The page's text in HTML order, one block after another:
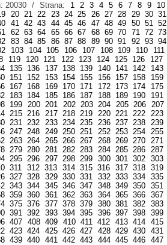
20030 / Strana: 1 2 3 4 5 6 7 8 9 10
20 21 22 23 24 25 26 27 28 29 30 31
41 42 43 44 45 46 47 48 49 50 51 52
62 63 64 65 66 67 68 69 70 71 72 73
83 84 85 86 87 88 89 90 91 92 93 94
103 104 105 106 107 108 109 110 111
119 120 121 122 123 124 125 126 127
135 136 137 138 139 140 141 142 143
151 152 153 154 155 156 157 158 159
167 168 169 170 171 172 173 174 175
183 184 185 186 187 188 189 190 191
199 200 201 202 203 204 205 206 207
215 216 217 218 219 220 221 222 223
231 232 233 234 235 236 237 238 239
247 248 249 250 251 252 253 254 255
263 264 265 266 267 268 269 270 271
279 280 281 282 283 284 285 286 287
295 296 297 298 299 300 301 302 303
311 312 313 314 315 316 317 318 319
327 328 329 330 331 332 333 334 335
343 344 345 346 347 348 349 350 351
359 360 361 362 363 364 365 366 367
375 376 377 378 379 380 381 382 383
391 392 393 394 395 396 397 398 399
407 408 409 410 411 412 413 414 415
423 424 425 426 427 428 429 430 431
439 440 441 442 443 444 445 446 447